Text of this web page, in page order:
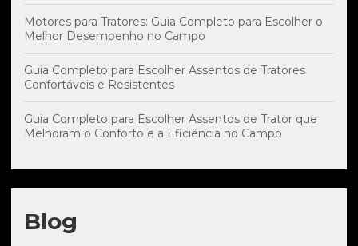
Motores para Tratores: Guia Completo para Escolher o
Melhor Desempenho no Campo
Guia Completo para Escolher Assentos de Tratores
Confortáveis e Resistentes
Guia Completo para Escolher Assentos de Trator que
Melhoram o Conforto e a Eficiência no Campo
Blog